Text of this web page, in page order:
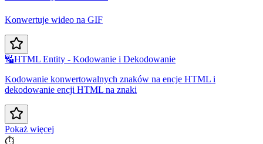
Konwertuje wideo na GIF
🔣HTML Entity - Kodowanie i Dekodowanie
Kodowanie konwertowalnych znaków na encje HTML i
dekodowanie encji HTML na znaki
Pokaż więcej
⏱️